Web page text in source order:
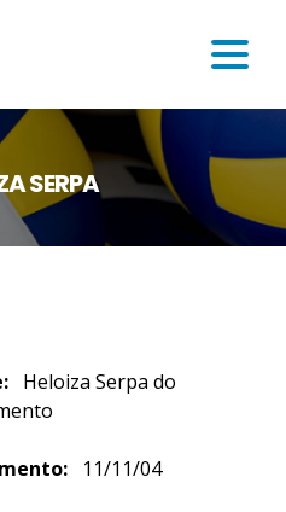
SERPA
Heloiza Serpa do
11/11/04